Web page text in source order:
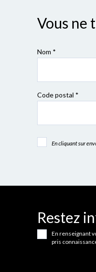
Vous ne
Nom *
Code postal *
En cliquant sur
Restez
En renseignant
pris